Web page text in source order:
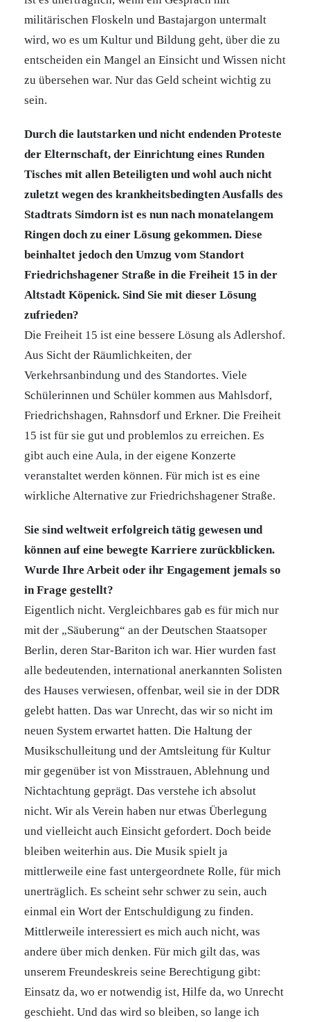
militärischen Floskeln und Bastajargon untermalt
wird, wo es um Kultur und Bildung geht, über die zu
entscheiden ein Mangel an Einsicht und Wissen nicht
zu übersehen war. Nur das Geld scheint wichtig zu
sein.
Durch die lautstarken und nicht endenden Proteste
der Elternschaft, der Einrichtung eines Runden
Tisches mit allen Beteiligten und wohl auch nicht
zuletzt wegen des krankheitsbedingten Ausfalls des
Stadtrats Simdorn ist es nun nach monatelangem
Ringen doch zu einer Lösung gekommen. Diese
beinhaltet jedoch den Umzug vom Standort
Friedrichshagener Straße in die Freiheit 15 in der
Altstadt Köpenick. Sind Sie mit dieser Lösung
zufrieden?
Die Freiheit 15 ist eine bessere Lösung als Adlershof.
Aus Sicht der Räumlichkeiten, der
Verkehrsanbindung und des Standortes. Viele
Schülerinnen und Schüler kommen aus Mahlsdorf,
Friedrichshagen, Rahnsdorf und Erkner. Die Freiheit
15 ist für sie gut und problemlos zu erreichen. Es
gibt auch eine Aula, in der eigene Konzerte
veranstaltet werden können. Für mich ist es eine
wirkliche Alternative zur Friedrichshagener Straße.
Sie sind weltweit erfolgreich tätig gewesen und
können auf eine bewegte Karriere zurückblicken.
Wurde Ihre Arbeit oder ihr Engagement jemals so
in Frage gestellt?
Eigentlich nicht. Vergleichbares gab es für mich nur
mit der „Säuberung“ an der Deutschen Staatsoper
Berlin, deren Star-Bariton ich war. Hier wurden fast
alle bedeutenden, international anerkannten Solisten
des Hauses verwiesen, offenbar, weil sie in der DDR
gelebt hatten. Das war Unrecht, das wir so nicht im
neuen System erwartet hatten. Die Haltung der
Musikschulleitung und der Amtsleitung für Kultur
mir gegenüber ist von Misstrauen, Ablehnung und
Nichtachtung geprägt. Das verstehe ich absolut
nicht. Wir als Verein haben nur etwas Überlegung
und vielleicht auch Einsicht gefordert. Doch beide
bleiben weiterhin aus. Die Musik spielt ja
mittlerweile eine fast untergeordnete Rolle, für mich
unerträglich. Es scheint sehr schwer zu sein, auch
einmal ein Wort der Entschuldigung zu finden.
Mittlerweile interessiert es mich auch nicht, was
andere über mich denken. Für mich gilt das, was
unserem Freundeskreis seine Berechtigung gibt:
Einsatz da, wo er notwendig ist, Hilfe da, wo Unrecht
geschieht. Und das wird so bleiben, so lange ich